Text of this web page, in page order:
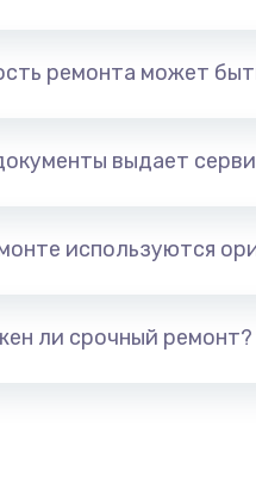
ремонта может
выдает
используются
ли срочный